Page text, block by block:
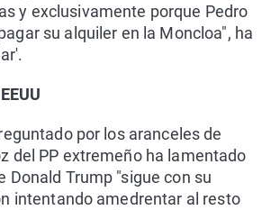
y exclusivamente porque Pedro
su alquiler en la Moncloa", ha
por los aranceles de
del PP extremeño ha lamentado
Donald Trump "sigue con su
intentando amedrentar al resto